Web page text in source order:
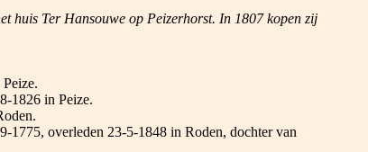
huis Ter Hansouwe op Peizerhorst. In 1807 kopen zij
1826 in Peize.
1775, overleden 23-5-1848 in Roden, dochter van